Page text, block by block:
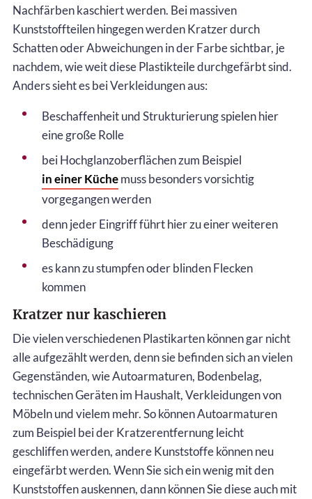
Nachfärben kaschiert werden. Bei massiven
Kunststoffteilen hingegen werden Kratzer durch
Schatten oder Abweichungen in der Farbe sichtbar, je
nachdem, wie weit diese Plastikteile durchgefärbt sind.
Anders sieht es bei Verkleidungen aus:
Beschaffenheit und Strukturierung spielen hier
eine große Rolle
bei Hochglanzoberflächen zum Beispiel
in einer Küchemuss besonders vorsichtig
vorgegangen werden
denn jeder Eingriff führt hier zu einer weiteren
Beschädigung
es kann zu stumpfen oder blinden Flecken
kommen
Kratzer nur kaschieren
Die vielen verschiedenen Plastikarten können gar nicht
alle aufgezählt werden, denn sie befinden sich an vielen
Gegenständen, wie Autoarmaturen, Bodenbelag,
technischen Geräten im Haushalt, Verkleidungen von
Möbeln und vielem mehr. So können Autoarmaturen
zum Beispiel bei der Kratzerentfernung leicht
geschliffen werden, andere Kunststoffe können neu
eingefärbt werden. Wenn Sie sich ein wenig mit den
Kunststoffen auskennen, dann können Sie diese auch mit